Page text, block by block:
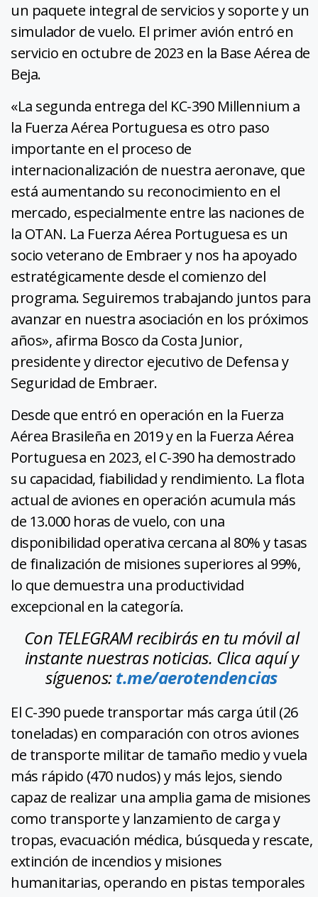
un paquete integral de servicios y soporte y un
simulador de vuelo. El primer avión entró en
servicio en octubre de 2023 en la Base Aérea de
Beja.
«La segunda entrega del KC-390 Millennium a
la Fuerza Aérea Portuguesa es otro paso
importante en el proceso de
internacionalización de nuestra aeronave, que
está aumentando su reconocimiento en el
mercado, especialmente entre las naciones de
la OTAN. La Fuerza Aérea Portuguesa es un
socio veterano de Embraer y nos ha apoyado
estratégicamente desde el comienzo del
programa. Seguiremos trabajando juntos para
avanzar en nuestra asociación en los próximos
años», afirma Bosco da Costa Junior,
presidente y director ejecutivo de Defensa y
Seguridad de Embraer.
Desde que entró en operación en la Fuerza
Aérea Brasileña en 2019 y en la Fuerza Aérea
Portuguesa en 2023, el C-390 ha demostrado
su capacidad, fiabilidad y rendimiento. La flota
actual de aviones en operación acumula más
de 13.000 horas de vuelo, con una
disponibilidad operativa cercana al 80% y tasas
de finalización de misiones superiores al 99%,
lo que demuestra una productividad
excepcional en la categoría.
Con TELEGRAM recibirás en tu móvil al
instante nuestras noticias. Clica aquí y
síguenos:t.me/aerotendencias
El C-390 puede transportar más carga útil (26
toneladas) en comparación con otros aviones
de transporte militar de tamaño medio y vuela
más rápido (470 nudos) y más lejos, siendo
capaz de realizar una amplia gama de misiones
como transporte y lanzamiento de carga y
tropas, evacuación médica, búsqueda y rescate,
extinción de incendios y misiones
humanitarias, operando en pistas temporales